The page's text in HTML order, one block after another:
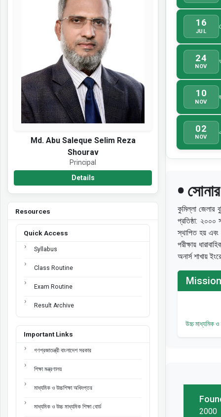
Md. Abu Saleque Selim Reza
Shourav
Principal
Details
Resources
Quick Access
Syllabus
Class Routine
Exam Routine
Result Archive
Important Links
গণপ্রজাতন্ত্রী বাংলাদেশ সরকার
শিক্ষা মন্ত্রণালয়
মাধ্যমিক ও উচ্চশিক্ষা অধিদপ্তর
মাধ্যমিক ও উচ্চ মাধ্যমিক শিক্ষা বোর্ড
16
JUL
24
NOV
10
NOV
02
NOV
•
কুমিল্লা জেলার
প্রতিষ্ঠা:
স্থাপিত হয় এবং
পরীক্ষায়
অনার্স শাখায়
উচ্চ মাধ্যমিক ও
2000